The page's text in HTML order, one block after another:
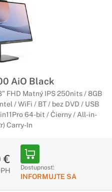
AiO Black
FHD Matný IPS 250nits / 8GB
/ WiFi / BT / bez DVD / USB
64-bit / Čierny / All-in-
Carry-In
€
Dostupnosť:
INFORMUJTE SA